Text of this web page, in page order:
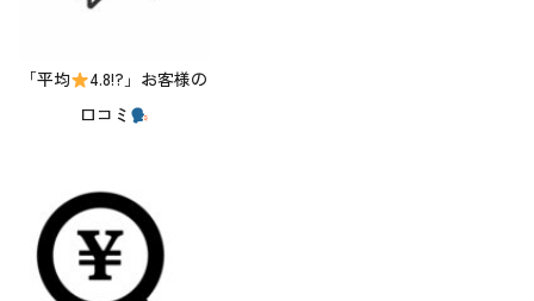
「平均
4.8!?」お客様の
口コミ